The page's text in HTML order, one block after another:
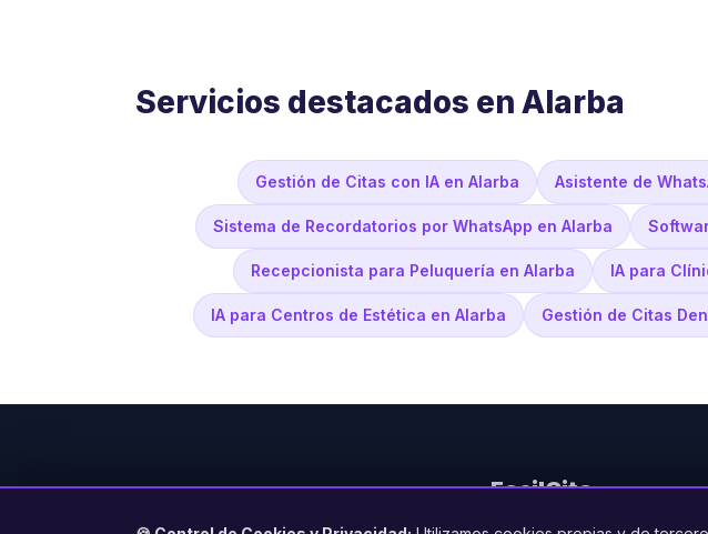
Servicios destacados en Alarba
Gestión de Citas con IA en Alarba Asistente de
Sistema de Recordatorios por WhatsApp en Alarba
Recepcionista para Peluquería en Alarba IA para
IA para Centros de Estética en Alarba Gestión de Citas
FacilCita